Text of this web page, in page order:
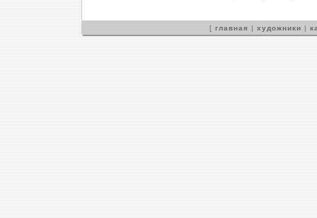
[ главная | художники |